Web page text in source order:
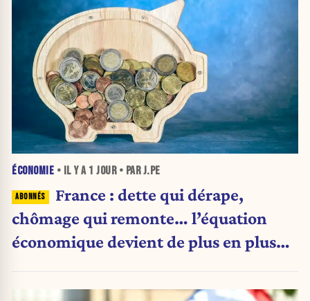
ÉCONOMIE • IL Y A 1 JOUR• PAR J.PE
France : dette qui dérape,
chômage qui remonte… l’équation
économique devient de plus en plus